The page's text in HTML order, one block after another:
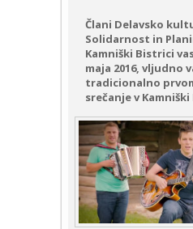
Člani Delavsko
Solidarnost in
Kamniški Bistrici
maja 2016, vljudno
tradicionalno
srečanje v